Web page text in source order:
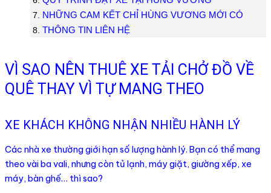
NHỮNG CAM KẾT CHỈ HÙNG VƯƠNG MỚI CÓ
THÔNG TIN LIÊN HỆ
VÌ SAO NÊN THUÊ XE TẢI CHỞ ĐỒ VỀ
QUÊ THAY VÌ TỰ MANG THEO
XE KHÁCH KHÔNG NHẬN NHIỀU HÀNH LÝ
Các nhà xe thường giới hạn số lượng hành lý. Bạn có thể mang
theo vài ba vali, nhưng còn tủ lạnh, máy giặt, giường xếp, xe
máy, bàn ghế… thì sao?